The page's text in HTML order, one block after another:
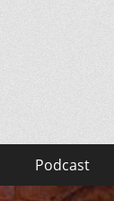
Podcast